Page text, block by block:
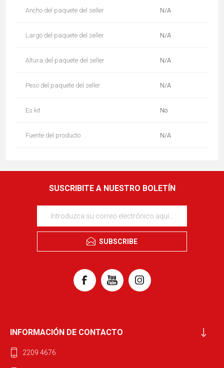
Ancho del paquete del seller N/A
Largo del paquete del seller N/A
Altura del paquete del seller N/A
Peso del paquete del seller N/A
Es kit No
Fuente del producto N/A
SUSCRIBITE A NUESTRO BOLETÍN
SUBSCRIBE
INFORMACIÓN DE CONTACTO
2209 4676